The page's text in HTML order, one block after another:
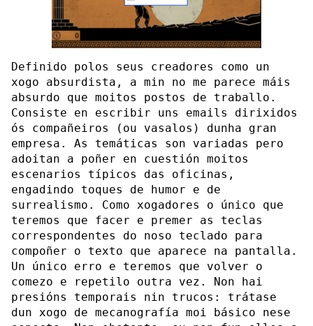
Definido polos seus creadores como un
xogo absurdista, a min no me parece máis
absurdo que moitos postos de traballo.
Consiste en escribir uns emails dirixidos
ós compañeiros (ou vasalos) dunha gran
empresa. As temáticas son variadas pero
adoitan a poñer en cuestión moitos
escenarios típicos das oficinas,
engadindo toques de humor e de
surrealismo. Como xogadores o único que
teremos que facer e premer as teclas
correspondentes do noso teclado para
compoñer o texto que aparece na pantalla.
Un único erro e teremos que volver o
comezo e repetilo outra vez. Non hai
presións temporais nin trucos: trátase
dun xogo de mecanografía moi básico nese